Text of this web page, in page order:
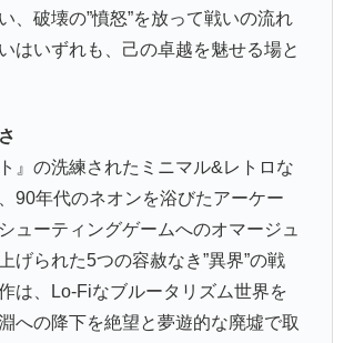
、破壊の”憤怒”を放って戦いの流れ
はいずれも、己の卓越を魅せる場と
』の洗練されたミニマル&レトロな
90年代のネオンを浴びたアーケー
ューティングゲームへのオマージュ
げられた5つの容赦なき”異界”の戦
は、Lo-Fiなブルータリズム世界を
への降下を絶望と夢遊的な廃墟で取